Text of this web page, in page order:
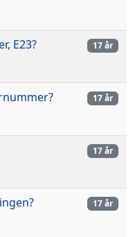
E23? 17 år
17 år
17 år
17 år